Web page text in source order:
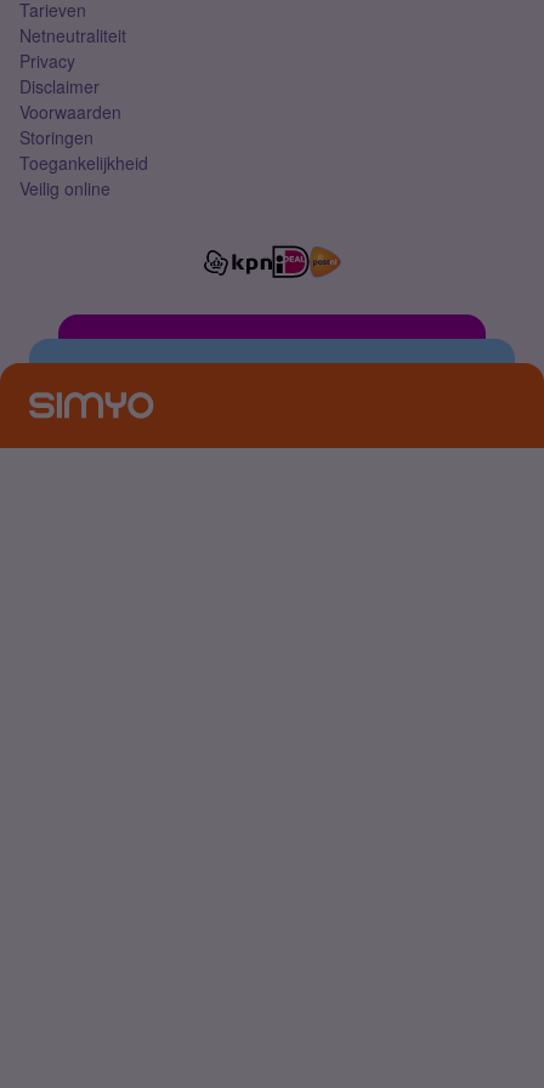
Tarieven
Netneutraliteit
Privacy
Disclaimer
Voorwaarden
Storingen
Toegankelijkheid
Veilig online